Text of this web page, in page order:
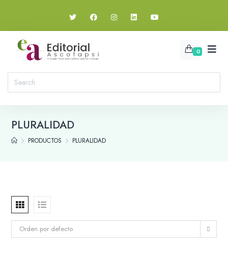
0
PLURALIDAD
PRODUCTOS PLURALIDAD
Orden por defecto